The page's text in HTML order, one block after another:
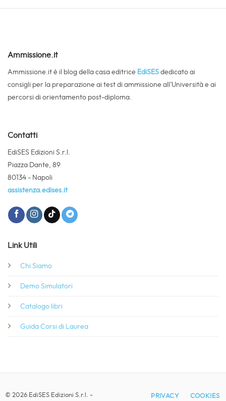
Ammissione.it
Ammissione.it è il blog della casa editrice EdiSES dedicato ai
consigli per la preparazione ai test di ammissione all’Università e ai
percorsi di orientamento post-diploma.
Contatti
EdiSES Edizioni S.r.l.
Piazza Dante, 89
80134 - Napoli
assistenza.edises.it
Link Utili
Chi Siamo
Demo Simulatori
Catalogo libri
Guida Corsi di Laurea
© 2026 EdiSES Edizioni S.r.l. - PRIVACY COOKIES